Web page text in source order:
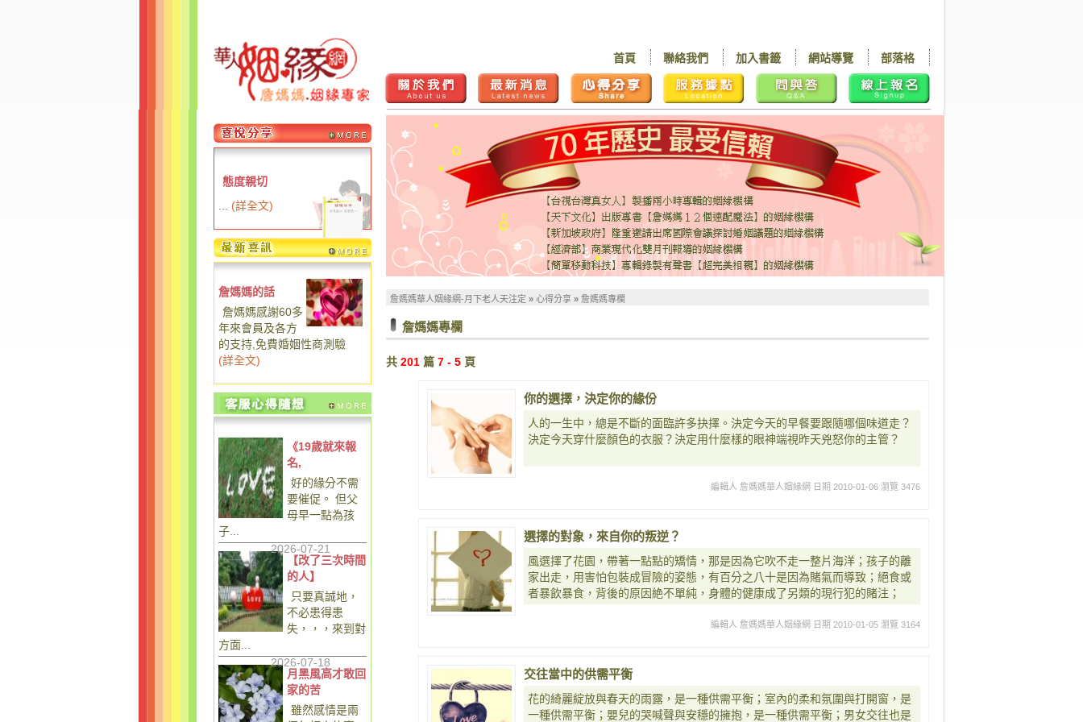
部落格
網站導覽
加入書籤
聯絡我們
首頁
態度親切
(詳全文)
詹媽媽的話
詹媽媽感謝60多
年來會員及各方
的支持,免費婚姻性商測驗
(詳全文)
《19歲就來報
名,
好的緣分不需
要催促。 但父
母早一點為孩
子...
2026-07-21
【改了三次時間
的人】
只要真誠地，
不必患得患
失，，，來到對
方面...
2026-07-18
月黑風高才敢回
家的苦
雖然感情是兩
詹媽媽華人姻緣網-月下老人天注定 » 心得分享 » 詹媽媽專欄
詹媽媽專欄
共 201 篇 7 - 5 頁
你的選擇，決定你的緣份
人的一生中，總是不斷的面臨許多抉擇。決定今天的早餐要跟隨哪個味道走？
決定今天穿什麼顏色的衣服？決定用什麼樣的眼神端視昨天兇怒你的主管？
編輯人 詹媽媽華人姻緣網 日期 2010-01-06 瀏覽 3476
選擇的對象，來自你的叛逆？
風選擇了花園，帶著一點點的矯情，那是因為它吹不走一整片海洋；孩子的離
家出走，用害怕包裝成冒險的姿態，有百分之八十是因為賭氣而導致；絕食或
者暴飲暴食，背後的原因絶不單純，身體的健康成了另類的現行犯的賭注；
編輯人 詹媽媽華人姻緣網 日期 2010-01-05 瀏覽 3164
交往當中的供需平衡
花的綺麗綻放與春天的雨露，是一種供需平衡；室內的柔和氛圍與打開窗，是
一種供需平衡；嬰兒的哭喊聲與安穩的擁抱，是一種供需平衡；男女交往也是